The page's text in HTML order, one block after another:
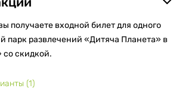
получаете входной билет для одного
парк развлечений «Дитяча Планета» в
со скидкой.
(1)